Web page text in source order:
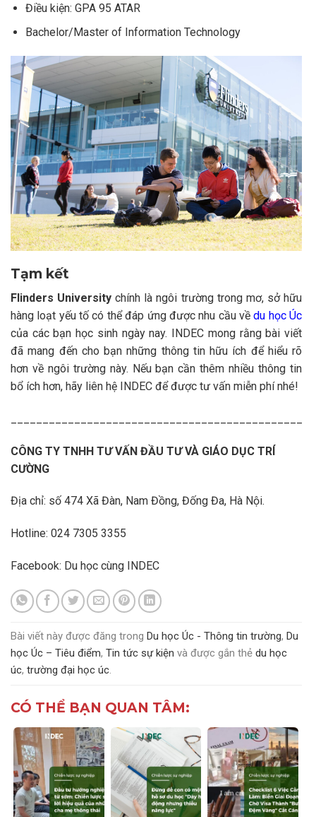
Điều kiện: GPA 95 ATAR
Bachelor/Master of Information Technology
Tạm kết
Flinders University chính là ngôi trường trong mơ, sở hữu
hàng loạt yếu tố có thể đáp ứng được nhu cầu vềdu học Úc
của các bạn học sinh ngày nay. INDEC mong rằng bài viết
đã mang đến cho bạn những thông tin hữu ích để hiểu rõ
hơn về ngôi trường này. Nếu bạn cần thêm nhiều thông tin
bổ ích hơn, hãy liên hệ INDEC để được tư vấn miễn phí nhé!
CÔNG TY TNHH TƯ VẤN ĐẦU TƯ VÀ GIÁO DỤC TRÍ
CƯỜNG
Địa chỉ: số 474 Xã Đàn, Nam Đồng, Đống Đa, Hà Nội.
Hotline: 024 7305 3355
Facebook: Du học cùng INDEC
Bài viết này được đăng trong Du học Úc - Thông tin trường, Du
học Úc – Tiêu điểm, Tin tức sự kiện và được gắn thẻ du học
úc, trường đại học úc.
CÓ THỂ BẠN QUAN TÂM: